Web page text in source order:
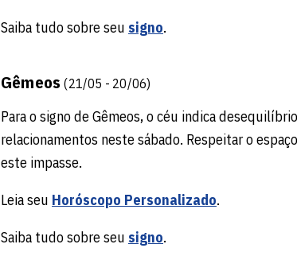
Saiba tudo sobre seu signo.
Gêmeos(21/05 - 20/06)
Para o signo de Gêmeos, o céu indica
relacionamentos neste sábado. Respeitar o
este impasse.
Leia seu Horóscopo Personalizado.
Saiba tudo sobre seu signo.